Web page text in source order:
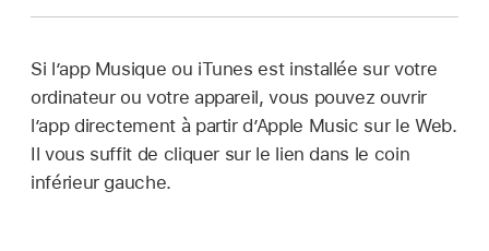
Si l’app Musique ou iTunes est installée sur votre
ordinateur ou votre appareil, vous pouvez ouvrir
l’app directement à partir d’Apple Music sur le Web.
Il vous suffit de cliquer sur le lien dans le coin
inférieur gauche.